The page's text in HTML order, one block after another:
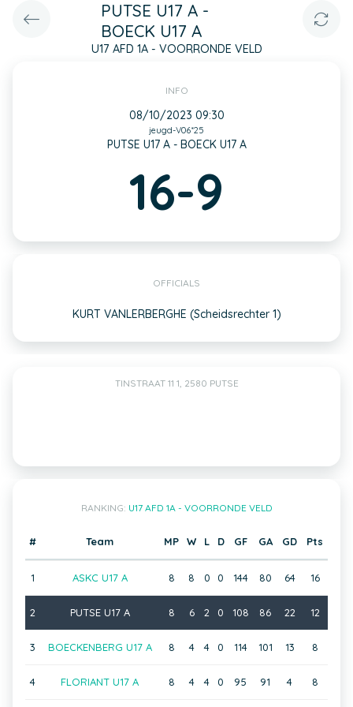
PUTSE U17 A -
BOECK U17 A
U17 AFD 1A - VOORRONDE VELD
INFO
08/10/2023 09:30
jeugd-V06*25
PUTSE U17 A - BOECK U17 A
16-9
OFFICIALS
KURT VANLERBERGHE (Scheidsrechter 1)
TINSTRAAT 11 1, 2580 PUTSE
RANKING: U17 AFD 1A - VOORRONDE VELD
# Team MP W L D GF GA GD Pts
1 ASKC U17 A 8 8 0 0 144 80 64 16
2 PUTSE U17 A 8 6 2 0 108 86 22 12
3 BOECKENBERG U17 A 8 4 4 0 114 101 13 8
4 FLORIANT U17 A 8 4 4 0 95 91 4 8